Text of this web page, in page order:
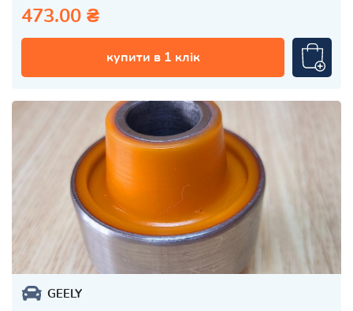
473.00 ₴
купити в 1 клік
GEELY